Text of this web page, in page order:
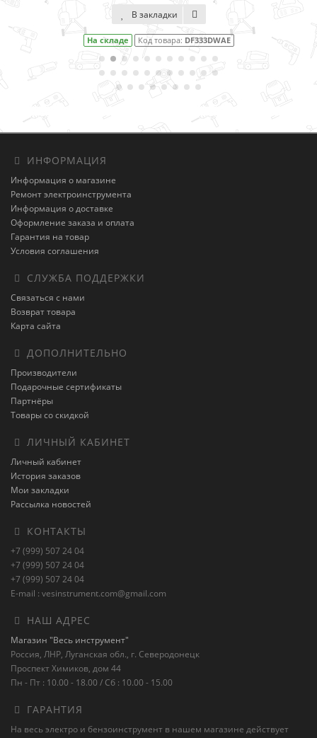
DF333DWAE
В закладки
На складе Код товара:
ИНФОРМАЦИЯ
Информация о магазине
Ремонт электроинструмента
Информация о доставке
Оформление заказа и оплата
Гарантия на товар
Условия соглашения
СЛУЖБА ПОДДЕРЖКИ
Связаться с нами
Возврат товара
Карта сайта
ДОПОЛНИТЕЛЬНО
Производители
Подарочные сертификаты
Партнёры
Товары со скидкой
ЛИЧНЫЙ КАБИНЕТ
Личный кабинет
История заказов
Мои закладки
Рассылка новостей
КОНТАКТЫ
+7 (999) 507 24 04
+7 (999) 507 24 04
+7 (999) 507 24 04
E-mail : vesinstrument.com@gmail.com
НАШ АДРЕС
Магазин "Весь инструмент"
Россия, ЛНР, Луганская обл., г. Северодонецк
Проспект Химиков, дом 44
Пн - Пт : 10.00 - 18.00 / Сб : 10.00 - 15.00
ГАРАНТИЯ
На весь электро и бензоинструмент в нашем магазине действует